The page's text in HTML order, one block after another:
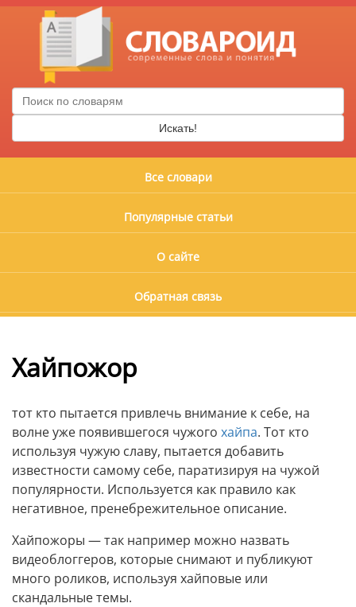
Искать!
Все словари
Популярные статьи
О сайте
Обратная связь
Хайпожор
тот кто пытается привлечь внимание к себе, на
волне уже появившегося чужого хайпа. Тот кто
используя чужую славу, пытается добавить
известности самому себе, паратизируя на чужой
популярности. Используется как правило как
негативное, пренебрежительное описание.
Хайпожоры — так например можно назвать
видеоблоггеров, которые снимают и публикуют
много роликов, используя хайповые или
скандальные темы.